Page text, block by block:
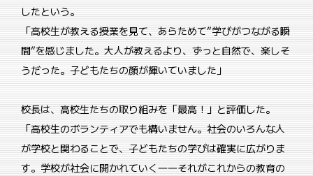
したという。
「高校生が教える授業を見て、あらためて”学びがつながる瞬
間”を感じました。大人が教えるより、ずっと自然で、楽しそ
うだった。子どもたちの顔が輝いていました」
校長は、高校生たちの取り組みを「最高！」と評価した。
「高校生のボランティアでも構いません。社会のいろんな人
が学校と関わることで、子どもたちの学びは確実に広がりま
す。学校が社会に開かれていく――それがこれからの教育の